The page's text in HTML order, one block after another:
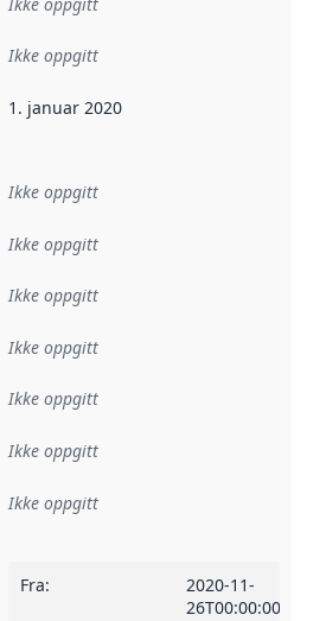
:
Ikke oppgitt
sier når dataene i dette
1. januar 2020
Ikke oppgitt
Ikke oppgitt
Ikke oppgitt
Ikke oppgitt
Ikke oppgitt
Ikke oppgitt
:
Ikke oppgitt
Fra:
2020-11-
26T00:00:00Z